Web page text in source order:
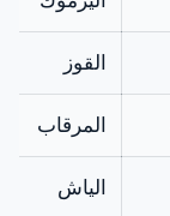
القوز
المرقاب
الياش